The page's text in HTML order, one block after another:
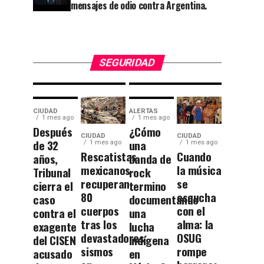
mensajes de odio contra Argentina.
SEGURIDAD
huella en
universitaria.
callejón
Momias.
CIUDAD
1 mes ago
Después
de 32
años,
Tribunal
cierra el
caso
contra el
exagente
del CISEN
acusado
CIUDAD
1 mes ago
Rescatistas
mexicanos
recuperan
80
cuerpos
tras los
devastadores
sismos
ALERTAS
1 mes ago
¿Cómo
una
banda de
rock
termino
documentando
una
lucha
indígena
en
CIUDAD
1 mes ago
Cuando
la música
se
escucha
con el
alma: la
OSUG
rompe